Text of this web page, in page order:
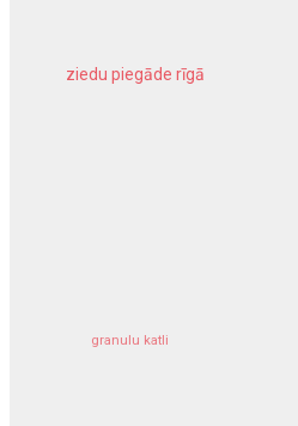
ziedu piegāde rīgā
granulu katli